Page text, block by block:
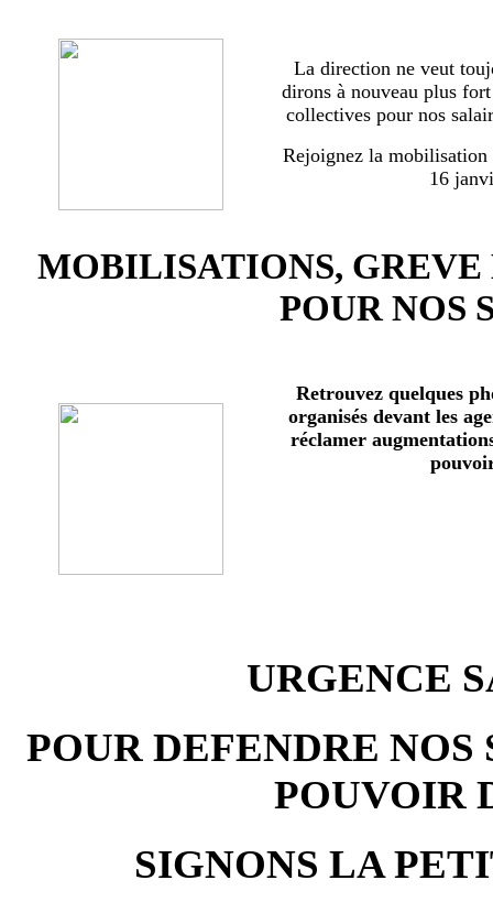
La direction ne veut
dirons à nouveau plus
collectives pour nos
Rejoignez la mobilisation
16
MOBILISATIONS,
POUR NOS
Retrouvez quelques
organisés devant les
réclamer
URGENCE
POUR DEFENDRE
POUVOIR
SIGNONS LA